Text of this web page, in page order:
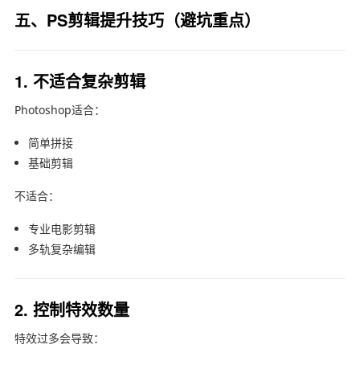
五、PS剪辑提升技巧（避坑重点）
1. 不适合复杂剪辑
Photoshop适合：
简单拼接
基础剪辑
不适合：
专业电影剪辑
多轨复杂编辑
2. 控制特效数量
特效过多会导致：